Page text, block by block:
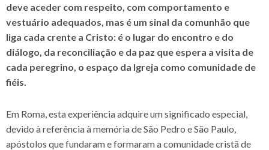
deve aceder com respeito, com comportamento e
vestuário adequados, mas é um sinal da comunhão que
liga cada crente a Cristo: é o lugar do encontro e do
diálogo, da reconciliação e da paz que espera a visita de
cada peregrino, o espaço da Igreja como comunidade de
fiéis.
Em Roma, esta experiência adquire um significado especial,
devido à referência à memória de São Pedro e São Paulo,
apóstolos que fundaram e formaram a comunidade cristã de